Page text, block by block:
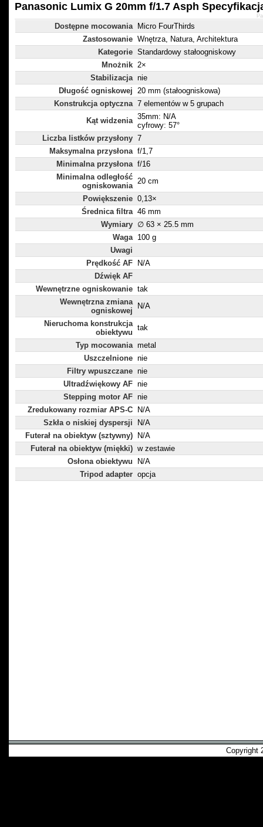
Panasonic Lumix G 20mm f/1.7 Asph
Dostępne mocowania
Micro FourThirds
Zastosowanie Wnętrza, Natura, Architektura
Kategorie Standardowy stałoogniskowy
Mnożnik 2×
Stabilizacja nie
Długość ogniskowej 20 mm (stałoogniskowa)
Konstrukcja optyczna 7 elementów w 5 grupach
Kąt widzenia 35mm: N/A
cyfrowy: 57°
Liczba listków przysłony 7
Maksymalna przysłona f/1,7
Minimalna przysłona f/16
Minimalna odległość
ogniskowania
20 cm
Powiększenie 0,13×
Średnica filtra 46 mm
Wymiary ∅ 63 × 25.5 mm
Waga 100 g
Uwagi
Prędkość AF
N/A
Dźwięk AF
Wewnętrzne ogniskowanie tak
Wewnętrzna zmiana
ogniskowej
N/A
Nieruchoma konstrukcja
obiektywu
tak
Typ mocowania metal
Uszczelnione nie
Filtry wpuszczane nie
Ultradźwiękowy AF nie
Stepping motor AF nie
Zredukowany rozmiar APS-C
N/A
Szkła o niskiej dyspersji
N/A
Futerał na obiektyw (sztywny)
N/A
Futerał na obiektyw (miękki) w zestawie
Osłona obiektywu
N/A
Tripod adapter opcja
Copyright